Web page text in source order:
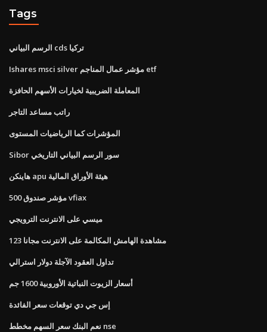
Tags
الرسم البياني cds تركيا
Ishares msci silver مؤشر عمال المناجم etf
المعاملة الضريبية لخيارات الأسهم الحافزة
راتب مساعد التاجر
المؤشرات كما الرياضيات المستوى
Sibor سور الرسم البياني التاريخي
هاينكن apu هيئة الأوراق المالية
500 مؤشر صندوق vfiax
ميسي على الانترنت الترويجي
مشاهدة الهامش المكالمة على الانترنت مجانا 123
تداول العقود الآجلة دولار استرالي
أسعار الزيوت النباتية الأوروبية 1600 جم
إس جي دي توقعات سعر الفائدة
نعم البنك سعر السهم مخطط nse